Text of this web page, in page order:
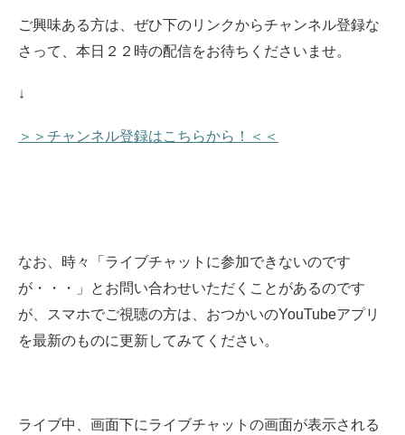
ご興味ある方は、ぜひ下のリンクからチャンネル登録な
さって、本日２２時の配信をお待ちくださいませ。
↓
＞＞チャンネル登録はこちらから！＜＜
なお、時々「ライブチャットに参加できないのです
が・・・」とお問い合わせいただくことがあるのです
が、スマホでご視聴の方は、おつかいのYouTubeアプリ
を最新のものに更新してみてください。
ライブ中、画面下にライブチャットの画面が表示される